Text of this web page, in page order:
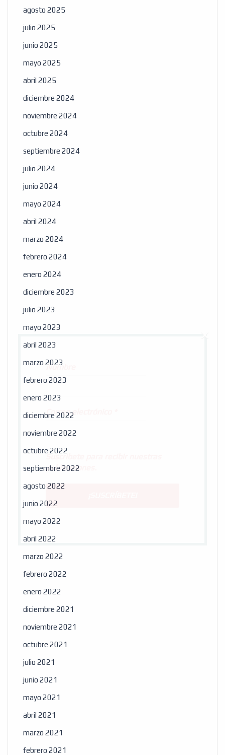
agosto 2025
julio 2025
junio 2025
mayo 2025
abril 2025
diciembre 2024
noviembre 2024
octubre 2024
septiembre 2024
julio 2024
junio 2024
mayo 2024
abril 2024
marzo 2024
febrero 2024
enero 2024
diciembre 2023
julio 2023
mayo 2023
abril 2023
marzo 2023
febrero 2023
enero 2023
diciembre 2022
noviembre 2022
octubre 2022
septiembre 2022
agosto 2022
junio 2022
mayo 2022
abril 2022
marzo 2022
febrero 2022
enero 2022
diciembre 2021
noviembre 2021
octubre 2021
julio 2021
junio 2021
mayo 2021
abril 2021
marzo 2021
febrero 2021
Nombre
Correo electrónico
Suscribete para recibir nuestras
publicaciones.